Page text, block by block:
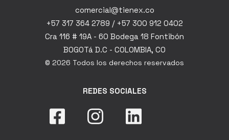
comercial@tienex.co
+57 317 364 2789 / +57 300 912 0402
Cra 116 # 19A - 60 Bodega 18 Fontibón
BOGOTá D.C - COLOMBIA, CO
© 2026 Todos los derechos reservados
REDES SOCIALES